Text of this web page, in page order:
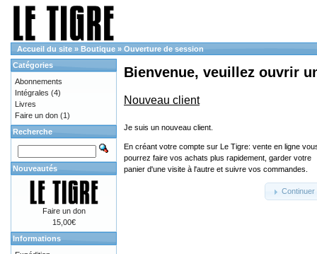
Accueil du site » Boutique » Ouverture de session
Bienvenue, veuillez ouvrir
Nouveau client
Je suis un nouveau client.
En créant votre compte sur Le Tigre: vente en ligne
pourrez faire vos achats plus rapidement, garder votre
panier d'une visite à l'autre et suivre vos commandes.
Continuer
Catégories
Abonnements
Intégrales (4)
Livres
Faire un don (1)
Recherche
Nouveautés
Faire un don
15,00€
Informations